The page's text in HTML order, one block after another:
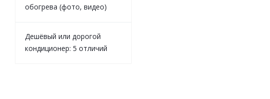
обогрева (фото, видео)
Дешёвый или дорогой
кондиционер: 5 отличий